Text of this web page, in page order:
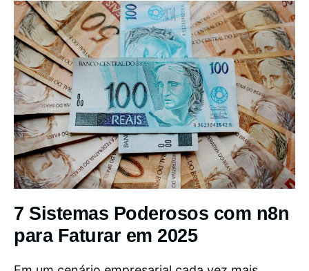
7 Sistemas Poderosos com n8n
para Faturar em 2025